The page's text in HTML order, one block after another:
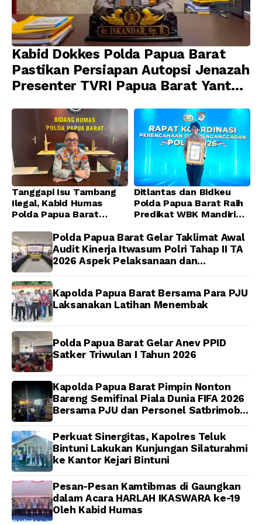
Kabid Dokkes Polda Papua Barat
Pastikan Persiapan Autopsi Jenazah
Presenter TVRI Papua Barat Yanto
Dijadwalkan Kamis
Tanggapi Isu Tambang
Ilegal, Kabid Humas
Polda Papua Barat
Toleransi bagi Oknum
Anggota
Ditlantas dan Bidkeu
Polda Papua Barat Raih
Predikat WBK Mandiri
Wujudkan Pelayanan
Bersih dan Berintegritas
Polda Papua Barat Gelar Taklimat Awal
Audit Kinerja Itwasum Polri Tahap II TA
2026 Aspek Pelaksanaan dan
Kapolda Papua Barat Bersama Para PJU
Laksanakan Latihan Menembak
Polda Papua Barat Gelar Anev PPID
Satker Triwulan I Tahun 2026
Kapolda Papua Barat Pimpin Nonton
Bareng Semifinal Piala Dunia FIFA 2026
Bersama PJU dan Personel Satbrimob
Perkuat Sinergitas, Kapolres Teluk
Bintuni Lakukan Kunjungan Silaturahmi
ke Kantor Kejari Bintuni
Pesan-Pesan Kamtibmas di Gaungkan
dalam Acara HARLAH IKASWARA ke-19
Oleh Kabid Humas